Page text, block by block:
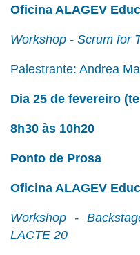
Oficina ALAGEV
Workshop - Scrum for
Palestrante: Andrea
Dia 25 de fevereiro
8h30 às 10h20
Ponto de Prosa
Oficina ALAGEV
Workshop -
LACTE 20